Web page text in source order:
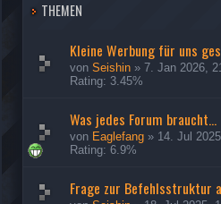
THEMEN
Kleine Werbung für uns
von Seishin » 7. Jan 2026,
Rating: 3.45%
Was jedes Forum braucht...
von Eaglefang » 14. Jul
Rating: 6.9%
Frage zur Befehlsstruktur